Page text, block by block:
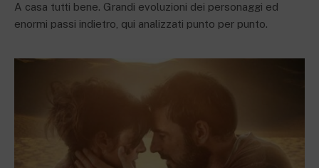
A casa tutti bene. Grandi evoluzioni dei personaggi ed
enormi passi indietro, qui analizzati punto per punto.